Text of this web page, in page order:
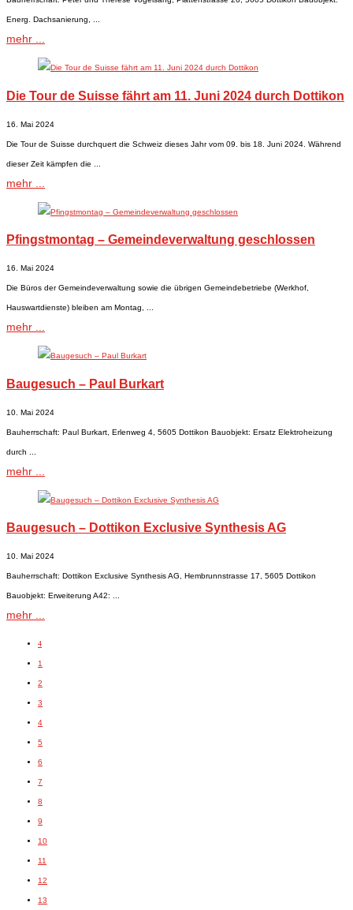
Energ. Dachsanierung, ...
mehr ...
Die Tour de Suisse fährt am 11. Juni 2024 durch Dottikon
16. Mai 2024
Die Tour de Suisse durchquert die Schweiz dieses Jahr vom 09. bis 18. Juni 2024. Während
dieser Zeit kämpfen die ...
mehr ...
Pfingstmontag – Gemeindeverwaltung geschlossen
16. Mai 2024
​Die Büros der Gemeindeverwaltung sowie die übrigen Gemeindebetriebe (Werkhof,
Hauswartdienste) bleiben am Montag, ...
mehr ...
Baugesuch – Paul Burkart
10. Mai 2024
Bauherrschaft: Paul Burkart, Erlenweg 4, 5605 Dottikon Bauobjekt: Ersatz Elektroheizung
durch ...
mehr ...
Baugesuch – Dottikon Exclusive Synthesis AG
10. Mai 2024
Bauherrschaft: Dottikon Exclusive Synthesis AG, Hembrunnstrasse 17, 5605 Dottikon
Bauobjekt: Erweiterung A42: ...
mehr ...
4
1
2
3
4
5
6
7
8
9
10
11
12
13